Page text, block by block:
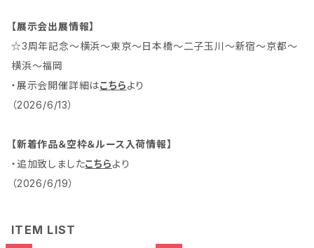
【展示会出展情報】
☆3周年記念～横浜～東京～日本橋～二子玉川～新宿～京都～
横浜～福岡
・展示会開催詳細はこちらより
（2026/6/13）
【新着作品＆空枠＆ルース入荷情報】
・追加致しましたこちらより
（2026/6/19）
ITEM LIST